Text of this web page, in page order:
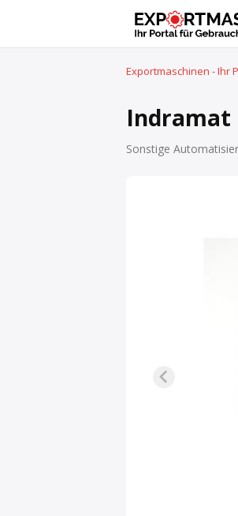
Exportmaschinen - Ihr
Indramat
Sonstige